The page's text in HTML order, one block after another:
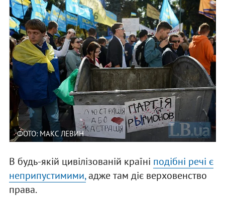
ФОТО: МАКС ЛЕВИН
В будь-якій цивілізованій країні подібні речі є
неприпустимими,адже там діє верховенство
права.